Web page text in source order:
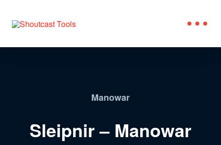
Manowar
Sleipnir – Manowar